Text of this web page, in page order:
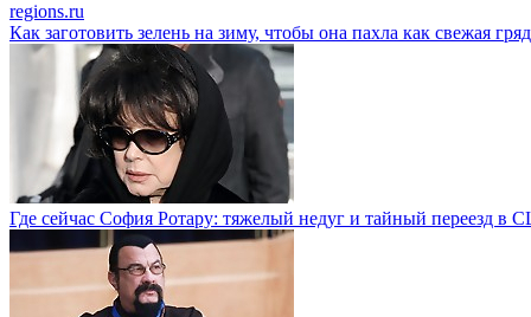
regions.ru
Как заготовить зелень на зиму, чтобы она пахла как свежая
Где сейчас София Ротару: тяжелый недуг и тайный переезд в